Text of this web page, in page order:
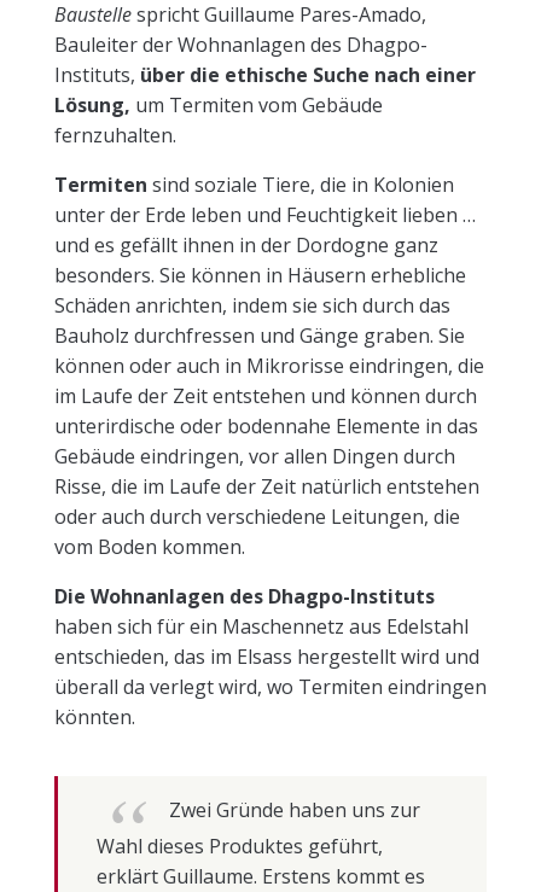
Baustellespricht Guillaume Pares-Amado,
Bauleiter der Wohnanlagen des Dhagpo-
Instituts, über die ethische Suche nach einer
Lösung, um Termiten vom Gebäude
fernzuhalten.
Termiten sind soziale Tiere, die in Kolonien
unter der Erde leben und Feuchtigkeit lieben …
und es gefällt ihnen in der Dordogne ganz
besonders. Sie können in Häusern erhebliche
Schäden anrichten, indem sie sich durch das
Bauholz durchfressen und Gänge graben. Sie
können oder auch in Mikrorisse eindringen, die
im Laufe der Zeit entstehen und können durch
unterirdische oder bodennahe Elemente in das
Gebäude eindringen, vor allen Dingen durch
Risse, die im Laufe der Zeit natürlich entstehen
oder auch durch verschiedene Leitungen, die
vom Boden kommen.
Die Wohnanlagen des Dhagpo-Instituts
haben sich für ein Maschennetz aus Edelstahl
entschieden, das im Elsass hergestellt wird und
überall da verlegt wird, wo Termiten eindringen
könnten.
Zwei Gründe haben uns zur
Wahl dieses Produktes geführt,
erklärt Guillaume. Erstens kommt es